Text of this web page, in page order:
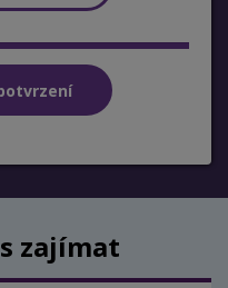
zajímat